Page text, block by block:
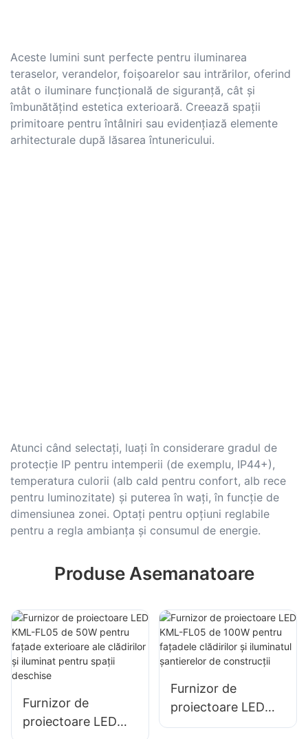
Aceste lumini sunt perfecte pentru iluminarea
teraselor, verandelor, foișoarelor sau intrărilor, oferind
atât o iluminare funcțională de siguranță, cât și
îmbunătățind estetica exterioară. Creează spații
primitoare pentru întâlniri sau evidențiază elemente
arhitecturale după lăsarea întunericului.
Atunci când selectați, luați în considerare gradul de
protecție IP pentru intemperii (de exemplu, IP44+),
temperatura culorii (alb cald pentru confort, alb rece
pentru luminozitate) și puterea în wați, în funcție de
dimensiunea zonei. Optați pentru opțiuni reglabile
pentru a regla ambianța și consumul de energie.
Produse Asemanatoare
Furnizor de
proiectoare LED
Furnizor de
proiectoare LED
KML-FL05 de 100W